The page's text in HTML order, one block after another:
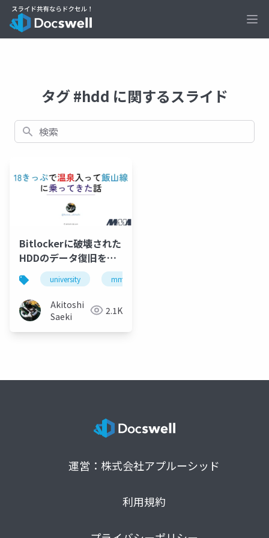
タグ #hdd に関するスライド
検索
Bitlockerに破壊された
HDDのデータ復旧をし
た話
university mma
Akitoshi
Saeki
2.1K
運営：株式会社アプルーシッド
利用規約